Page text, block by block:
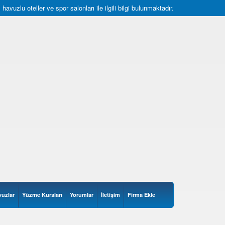
oteller ve spor salonları ile ilgili bilgi bulunmaktadır.
Yüzme Kursları Yorumlar İletişim Firma Ekle